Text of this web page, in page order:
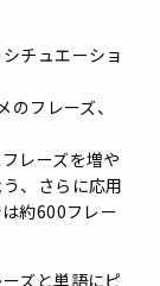
チュエーショ
フレーズ、
レーズを増や
、さらに応用
約600フレー
ズと単語にピ